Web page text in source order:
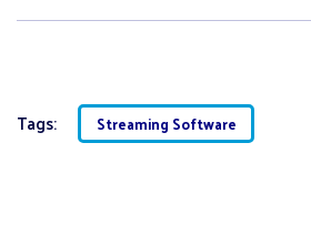
Tags: Streaming Software